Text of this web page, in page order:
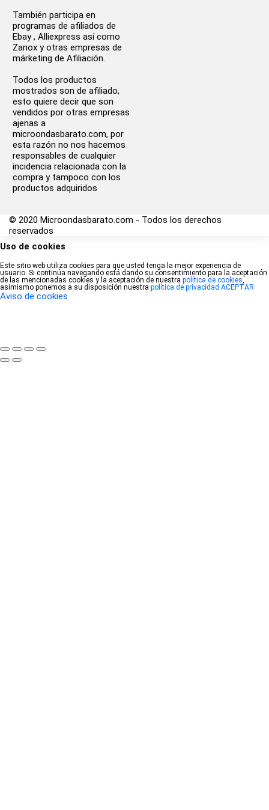
También participa en
programas de afiliados de
Ebay , Alliexpress así como
Zanox y otras empresas de
márketing de Afiliación.
Todos los productos
mostrados son de afiliado,
esto quiere decir que son
vendidos por otras empresas
ajenas a
microondasbarato.com, por
esta razón no nos hacemos
responsables de cualquier
incidencia relacionada con la
compra y tampoco con los
productos adquiridos
© 2020 Microondasbarato.com - Todos los derechos
reservados
Uso de cookies
Este sitio web utiliza cookies para que usted tenga la mejor experiencia de
usuario. Si continúa navegando está dando su consentimiento para la aceptación
de las mencionadas cookies y la aceptación de nuestra política de cookies,
asimismo ponemos a su disposición nuestra política de privacidad ACEPTAR
Aviso de cookies